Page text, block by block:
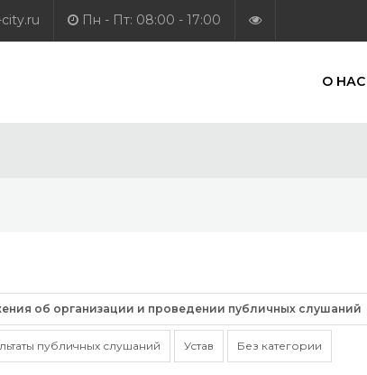
Пн - Пт: 08:00 - 17:00
О НАС
об организации и проведении публичных слушаний
публичных слушаний Устав Без категории